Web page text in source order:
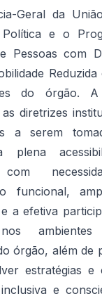
Geral da
e o
Pessoas com
Reduzida
do órgão. A
diretrizes
a serem
plena
com
funcional,
a efetiva
nos
órgão, além de
estratégias e
e